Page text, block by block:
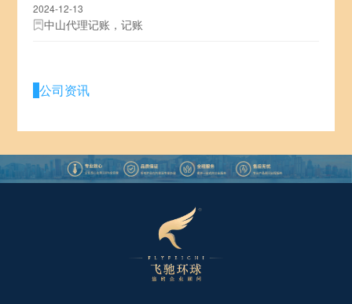
2024-12-13
中山代理记账，记账
公司资讯